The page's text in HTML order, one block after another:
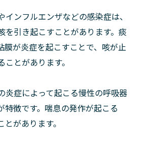
インフルエンザなどの感染症は、
を引き起こすことがあります。痰
膜が炎症を起こすことで、咳が止
とがあります。
炎症によって起こる慢性の呼吸器
特徴です。喘息の発作が起こる
があります。